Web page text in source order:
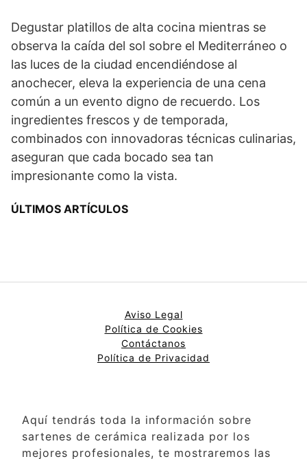
Degustar platillos de alta cocina mientras se
observa la caída del sol sobre el Mediterráneo o
las luces de la ciudad encendiéndose al
anochecer, eleva la experiencia de una cena
común a un evento digno de recuerdo. Los
ingredientes frescos y de temporada,
combinados con innovadoras técnicas culinarias,
aseguran que cada bocado sea tan
impresionante como la vista.
ÚLTIMOS ARTÍCULOS
Aviso Legal
Política de Cookies
Contáctanos
Política de Privacidad
Aquí tendrás toda la información sobre
sartenes de cerámica realizada por los
mejores profesionales, te mostraremos las